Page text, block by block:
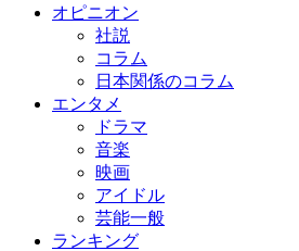
オピニオン
社説
コラム
日本関係のコラム
エンタメ
ドラマ
音楽
映画
アイドル
芸能一般
ランキング